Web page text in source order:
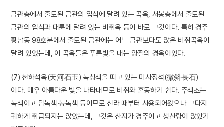
금관총에서 출토된 금관의 입식에 달려 있는 곡옥, 서봉총에서 출토된
금관의 입식과 대륜에 달려 있는 비취옥 등이 바로 그것이다. 특히 경주
황남동 98호분에서 출토된 금관에는 어느 금관보다도 많은 비취곡옥이
달려 있었는데, 이 곡옥들은 푸른빛을 내는 양질의 경옥이었다.
(7) 천하석옥(天河石玉) 녹청색을 띠고 있는 미사장석(微斜長石)
이다. 매우 아름다운 빛을 나타내므로 비취와 혼동하기 쉽다. 주색조는
녹색이고 담녹색·농녹색 등이므로 신라 때부터 사용되어왔으나 그다지
귀하게 취급되지는 않았는데, 그것은 산지가 경주이고 생산량이 많았기